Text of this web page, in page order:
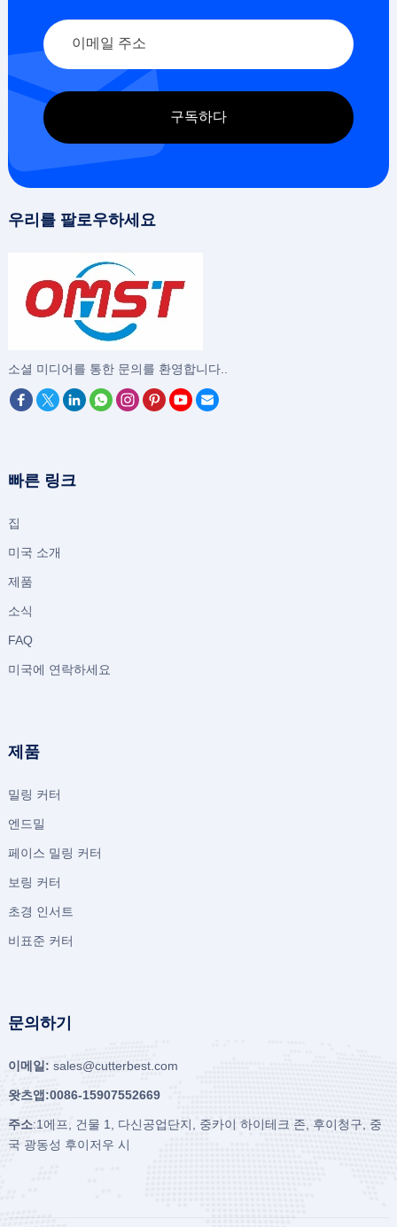
우리를 팔로우하세요
‌소셜 미디어를 통한 문의를 환영합니다..
빠른 링크
집
미국 소개
제품
소식
FAQ
미국에 연락하세요
제품
밀링 커터
엔드밀
페이스 밀링 커터
보링 커터
초경 인서트
비표준 커터
문의하기
이메일: sales@cutterbest.com
왓츠앱:0086-15907552669
주소:1에프, 건물 1, 다신공업단지, 중카이 하이테크 존, 후이청구, 중
국 광동성 후이저우 시